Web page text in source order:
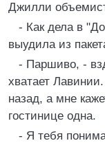
Джилли
- Как дела в
выудила из
- Паршиво, -
хватает
назад, а мне
гостинице одна.
- Я тебя